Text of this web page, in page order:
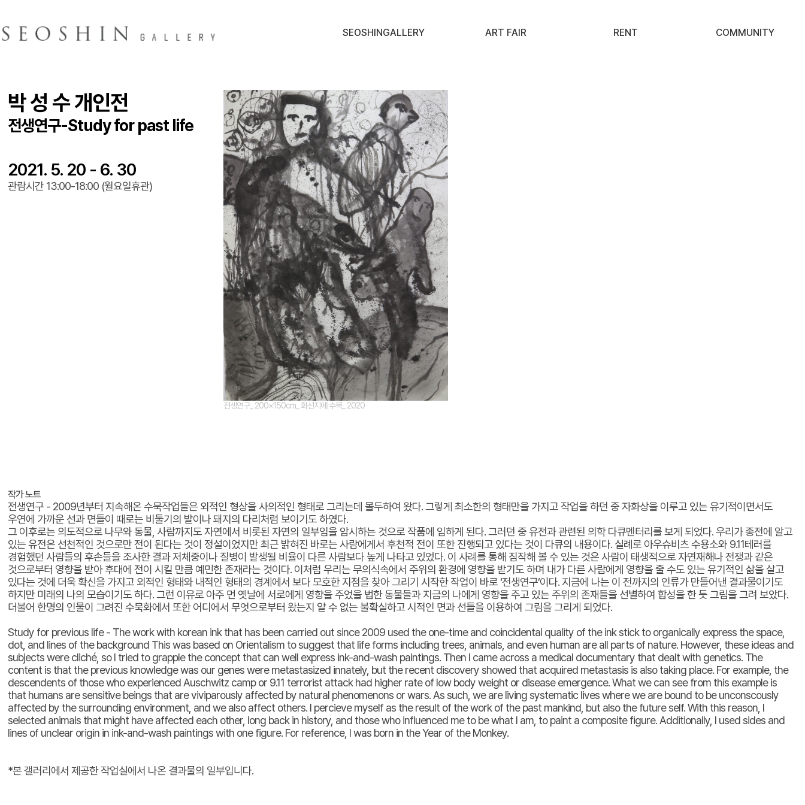
SEOSHINGALLERY ART FAIR RENT COMMUNITY
박 성 수 개인전
전생연구-Study for past life
2021. 5. 20 - 6. 30
관람시간 13:00-18:00 (월요일휴관)
전생연구_ 200×150cm_ 화선지에 수묵_ 2020
작가 노트
전생연구 - 2009년부터 지속해온 수묵작업들은 외적인 형상을 사의적인 형태로 그리는데 몰두하여 왔다. 그렇게 최소한의 형태만을 가지고 작업을 하던 중 자화상을 이루고 있는 유기적이면서도
우연에 가까운 선과 면들이 때로는 비둘기의 발이나 돼지의 다리처럼 보이기도 하였다.
그 이후로는 의도적으로 나무와 동물, 사람까지도 자연에서 비롯된 자연의 일부임을 암시하는 것으로 작품에 임하게 된다. 그러던 중 유전과 관련된 의학 다큐멘터리를 보게 되었다. 우리가 종전에 알고
있는 유전은 선천적인 것으로만 전이 된다는 것이 정설이었지만 최근 밝혀진 바로는 사람에게서 후천적 전이 또한 진행되고 있다는 것이 다큐의 내용이다. 실례로 아우슈비츠 수용소와 9.11테러를
경험했던 사람들의 후손들을 조사한 결과 저체중이나 질병이 발생될 비율이 다른 사람보다 높게 나타고 있었다. 이 사례를 통해 짐작해 볼 수 있는 것은 사람이 태생적으로 자연재해나 전쟁과 같은
것으로부터 영향을 받아 후대에 전이 시킬 만큼 예민한 존재라는 것이다. 이처럼 우리는 무의식속에서 주위의 환경에 영향을 받기도 하며 내가 다른 사람에게 영향을 줄 수도 있는 유기적인 삶을 살고
있다는 것에 더욱 확신을 가지고 외적인 형태와 내적인 형태의 경계에서 보다 모호한 지점을 찾아 그리기 시작한 작업이 바로 ‘전생연구’이다. 지금에 나는 이 전까지의 인류가 만들어낸 결과물이기도
하지만 미래의 나의 모습이기도 하다. 그런 이유로 아주 먼 옛날에 서로에게 영향을 주었을 법한 동물들과 지금의 나에게 영향을 주고 있는 주위의 존재들을 선별하여 합성을 한 듯 그림을 그려 보았다.
더불어 한명의 인물이 그려진 수묵화에서 또한 어디에서 무엇으로부터 왔는지 알 수 없는 불확실하고 시적인 면과 선들을 이용하여 그림을 그리게 되었다.
Study for previous life - The work with korean ink that has been carried out since 2009 used the one-time and coincidental quality of the ink stick to organically express the space,
dot, and lines of the background This was based on Orientalism to suggest that life forms including trees, animals, and even human are all parts of nature. However, these ideas and
subjects were cliché, so I tried to grapple the concept that can well express ink-and-wash paintings. Then I came across a medical documentary that dealt with genetics. The
content is that the previous knowledge was our genes were metastasized innately, but the recent discovery showed that acquired metastasis is also taking place. For example, the
descendents of those who experienced Auschwitz camp or 9.11 terrorist attack had higher rate of low body weight or disease emergence. What we can see from this example is
that humans are sensitive beings that are viviparously affected by natural phenomenons or wars. As such, we are living systematic lives where we are bound to be unconscously
affected by the surrounding environment, and we also affect others. I percieve myself as the result of the work of the past mankind, but also the future self. With this reason, I
selected animals that might have affected each other, long back in history, and those who influenced me to be what I am, to paint a composite figure. Additionally, I used sides and
lines of unclear origin in ink-and-wash paintings with one figure. For reference, I was born in the Year of the Monkey.
*본 갤러리에서 제공한 작업실에서 나온 결과물의 일부입니다.